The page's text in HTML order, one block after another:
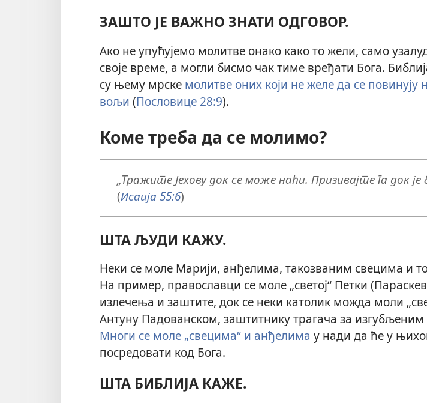
ЗАШТО ЈЕ ВАЖНО ЗНАТИ ОДГОВОР.
Ако не упућујемо молитве онако како то жели, само
своје време, а могли бисмо чак тиме вређати Бога.
су њему мрске молитве оних који не желе да се повинују
вољи (Пословице 28:9).
Коме треба да се молимо?
„Тражите Јехову док се може наћи. Призивајте га док је
(Исаија 55:6)
ШТА ЉУДИ КАЖУ.
Неки се моле Марији, анђелима, такозваним свецима и
На пример, православци се моле „светој“ Петки
излечења и заштите, док се неки католик можда моли
Антуну Падованском, заштитнику трагача за
Многи се моле „свецима“ и анђелима у нади да ће у
посредовати код Бога.
ШТА БИБЛИЈА КАЖЕ.